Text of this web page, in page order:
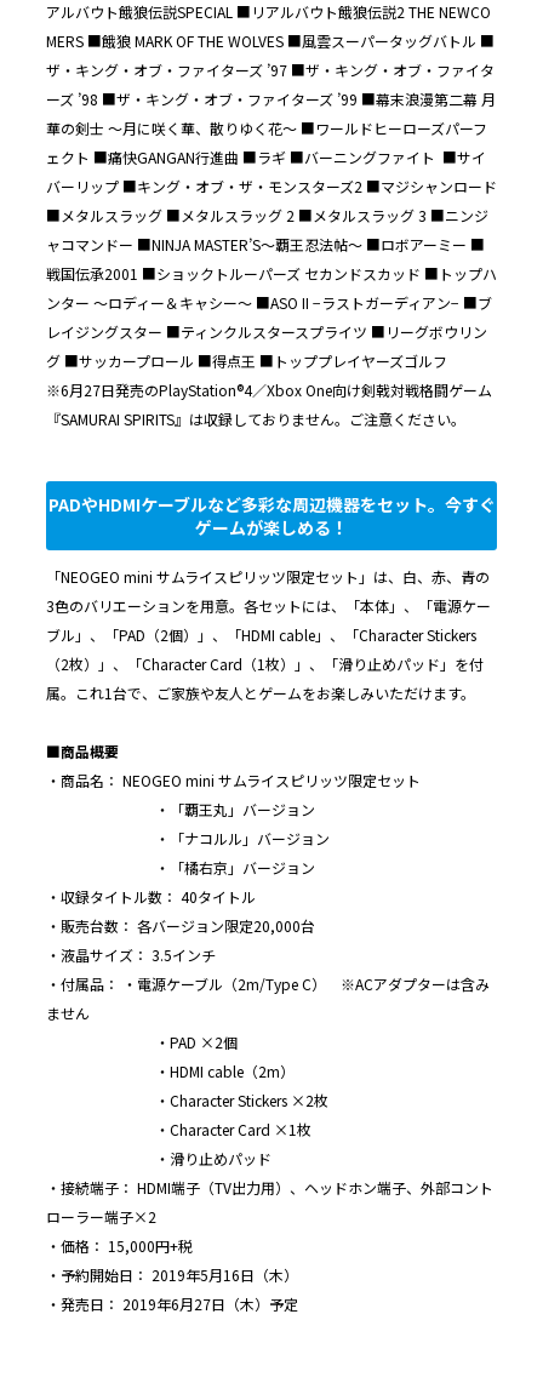
アルバウト餓狼伝説SPECIAL ■リアルバウト餓狼伝説2 THE NEWCO
MERS ■餓狼 MARK OF THE WOLVES ■風雲スーパータッグバトル ■
ザ・キング・オブ・ファイターズ ’97 ■ザ・キング・オブ・ファイタ
ーズ ’98 ■ザ・キング・オブ・ファイターズ ’99 ■幕末浪漫第二幕 月
華の剣士 ～月に咲く華、散りゆく花～ ■ワールドヒーローズパーフ
ェクト ■痛快GANGAN行進曲 ■ラギ ■バーニングファイト ■サイ
バーリップ ■キング・オブ・ザ・モンスターズ2 ■マジシャンロード
■メタルスラッグ ■メタルスラッグ 2 ■メタルスラッグ 3 ■ニンジ
ャコマンドー ■NINJA MASTER’S～覇王忍法帖～ ■ロボアーミー ■
戦国伝承2001 ■ショックトルーパーズ セカンドスカッド ■トップハ
ンター ～ロディー＆キャシー～ ■ASO II −ラストガーディアン− ■ブ
レイジングスター ■ティンクルスタースプライツ ■リーグボウリン
グ ■サッカープロール ■得点王 ■トッププレイヤーズゴルフ
※6月27日発売のPlayStation®4／Xbox One向け剣戟対戦格闘ゲーム
『SAMURAI SPIRITS』は収録しておりません。ご注意ください。
PADやHDMIケーブルなど多彩な周辺機器をセット。今すぐ
ゲームが楽しめる！
「NEOGEO mini サムライスピリッツ限定セット」は、白、赤、青の
3色のバリエーションを用意。各セットには、「本体」、「電源ケー
ブル」、「PAD（2個）」、「HDMI cable」、「Character Stickers
（2枚）」、「Character Card（1枚）」、「滑り止めパッド」を付
属。これ1台で、ご家族や友人とゲームをお楽しみいただけます。
■商品概要
・商品名： NEOGEO mini サムライスピリッツ限定セット
・「覇王丸」バージョン
・「ナコルル」バージョン
・「橘右京」バージョン
・収録タイトル数： 40タイトル
・販売台数： 各バージョン限定20,000台
・液晶サイズ： 3.5インチ
・付属品： ・電源ケーブル（2m/Type C） ※ACアダプターは含み
ません
・PAD ×2個
・HDMI cable（2m）
・Character Stickers ×2枚
・Character Card ×1枚
・滑り止めパッド
・接続端子： HDMI端子（TV出力用）、ヘッドホン端子、外部コント
ローラー端子×2
・価格： 15,000円+税
・予約開始日： 2019年5月16日（木）
・発売日： 2019年6月27日（木）予定